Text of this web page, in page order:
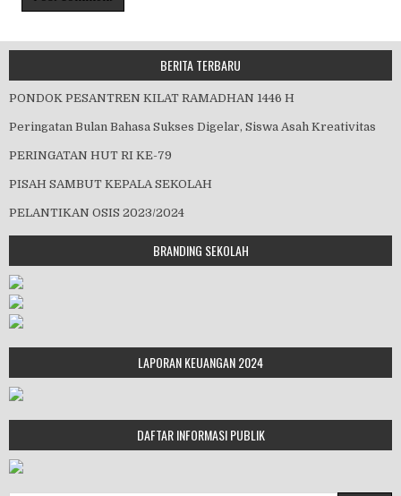
BERITA TERBARU
PONDOK PESANTREN KILAT RAMADHAN 1446 H
Peringatan Bulan Bahasa Sukses Digelar, Siswa Asah Kreativitas
PERINGATAN HUT RI KE-79
PISAH SAMBUT KEPALA SEKOLAH
PELANTIKAN OSIS 2023/2024
BRANDING SEKOLAH
LAPORAN KEUANGAN 2024
DAFTAR INFORMASI PUBLIK